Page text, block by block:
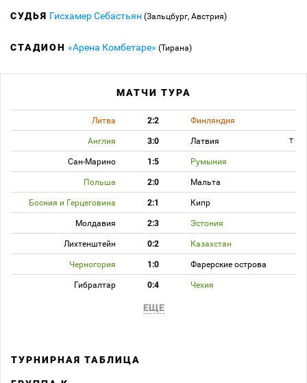
СУДЬЯ Гисхамер Себастьян (Зальцбург, Австрия)
СТАДИОН «Арена Комбетаре» (Тирана)
МАТЧИ ТУРА
Литва 2:2 Финляндия
Англия 3:0 Латвия T
Сан-Марино 1:5 Румыния
Польша 2:0 Мальта
Босния и Герцеговина 2:1 Кипр
Молдавия 2:3 Эстония
Лихтенштейн 0:2 Казахстан
Черногория 1:0 Фарерские острова
Гибралтар 0:4 Чехия
ЕЩЕ
ТУРНИРНАЯ ТАБЛИЦА